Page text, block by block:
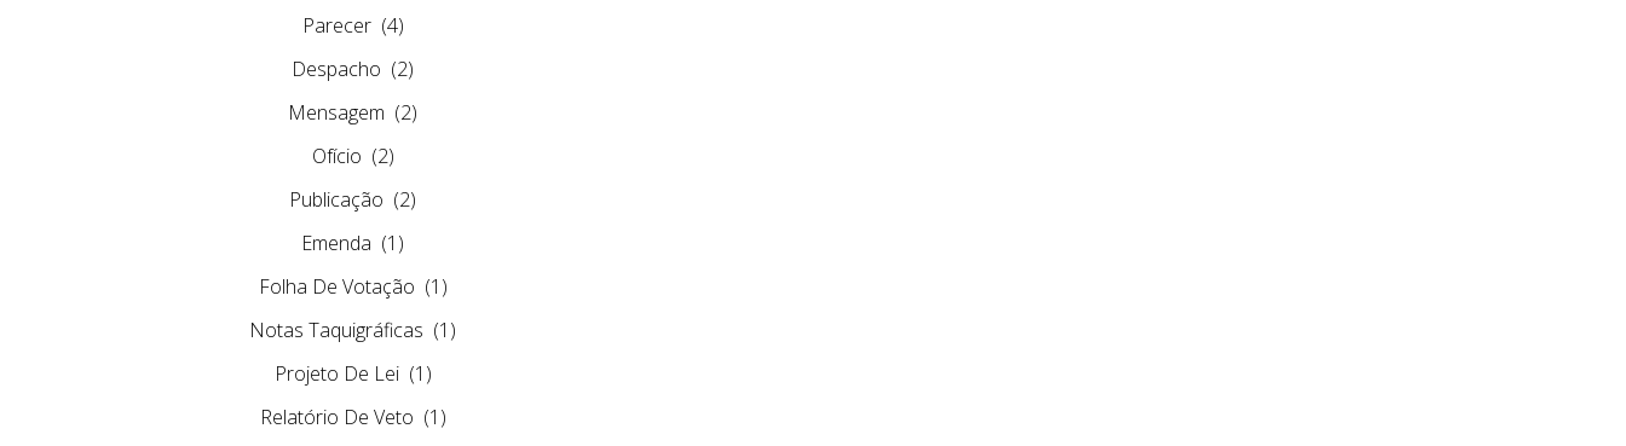
Parecer (4)
Despacho (2)
Mensagem (2)
Ofício (2)
Publicação (2)
Emenda (1)
Folha De Votação (1)
Notas Taquigráficas (1)
Projeto De Lei (1)
Relatório De Veto (1)